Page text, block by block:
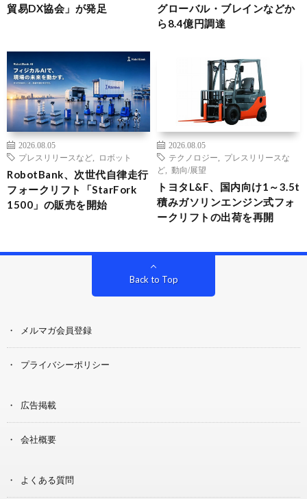
貿易DX協会」が発足
グローバル・ブレインなどか
ら8.4億円調達
2026.08.05
プレスリリースなど
ロボット
RobotBank、次世代自律走行
フォークリフト「StarFork
1500」の販売を開始
2026.08.05
テクノロジー
プレスリリースな
ど
動向/展望
トヨタL&F、国内向け1～3.5t
積みガソリンエンジン式フォ
ークリフトの出荷を再開
Back to Top
メルマガ会員登録
プライバシーポリシー
広告掲載
会社概要
よくある質問